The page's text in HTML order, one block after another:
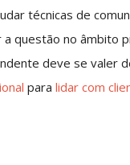
técnicas de
questão no âmbito
deve se valer
paralidar com